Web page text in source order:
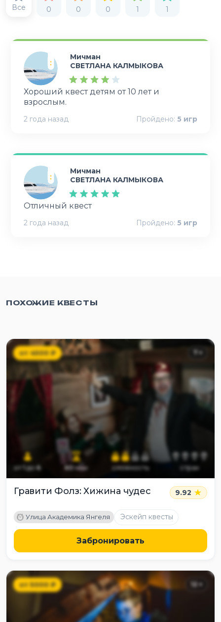
Все 0 0 0 1 1
Мичман
СВЕТЛАНА КАЛМЫКОВА
Хороший квест детям от 10 лет и
взрослым.
2 года назад Пройдено: 5 игр
Мичман
СВЕТЛАНА КАЛМЫКОВА
Отличный квест
2 года назад Пройдено: 5 игр
ПОХОЖИЕ КВЕСТЫ
от4500₽ 7 +
от до6 60мин сложность страх
Гравити Фолз: Хижина чудес 9.92
M Улица Академика Янгеля Эскейп квесты
Забронировать
от5000₽ 12+